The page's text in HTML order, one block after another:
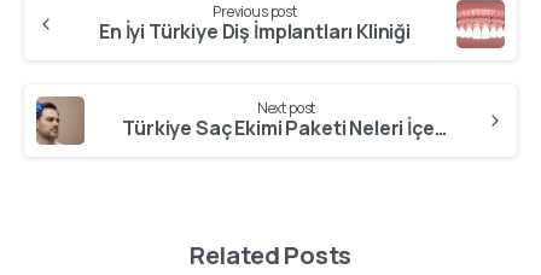
Continue
Previous post
En İyi Türkiye Diş İmplantları Kliniği
Next post
Türkiye Saç Ekimi Paketi Neleri İçerir?
Related Posts